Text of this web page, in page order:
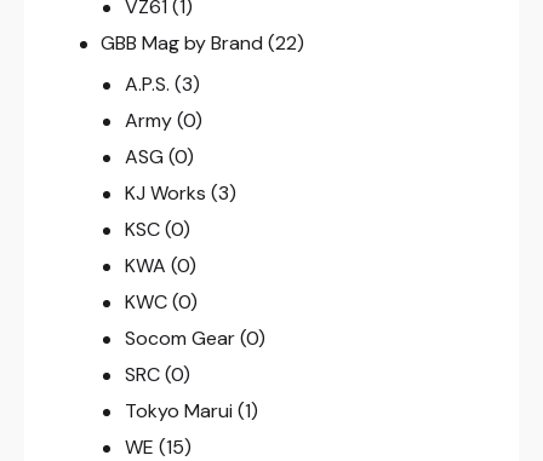
VZ61 (1)
GBB Mag by Brand (22)
A.P.S. (3)
Army (0)
ASG (0)
KJ Works (3)
KSC (0)
KWA (0)
KWC (0)
Socom Gear (0)
SRC (0)
Tokyo Marui (1)
WE (15)